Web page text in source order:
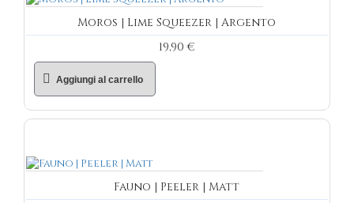
Moros | Lime Squeezer | Argento
19,90 €
Aggiungi al carrello
Fauno | Peeler | Matt